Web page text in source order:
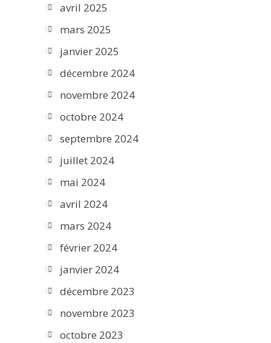
avril 2025
mars 2025
janvier 2025
décembre 2024
novembre 2024
octobre 2024
septembre 2024
juillet 2024
mai 2024
avril 2024
mars 2024
février 2024
janvier 2024
décembre 2023
novembre 2023
octobre 2023